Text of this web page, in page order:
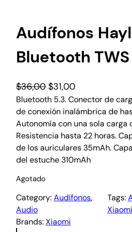
Audífonos
Bluetooth
$36,00 $31,00
Bluetooth 5.3. Conector de
de conexión inalámbrica de
Autonomía con una sola carga
Resistencia hasta 22 horas.
de los auriculares 35mAh.
del estuche 310mAh
Agotado
Category:Audífonos
Audio
Tags:
Xiaomi
Brands:Xiaomi